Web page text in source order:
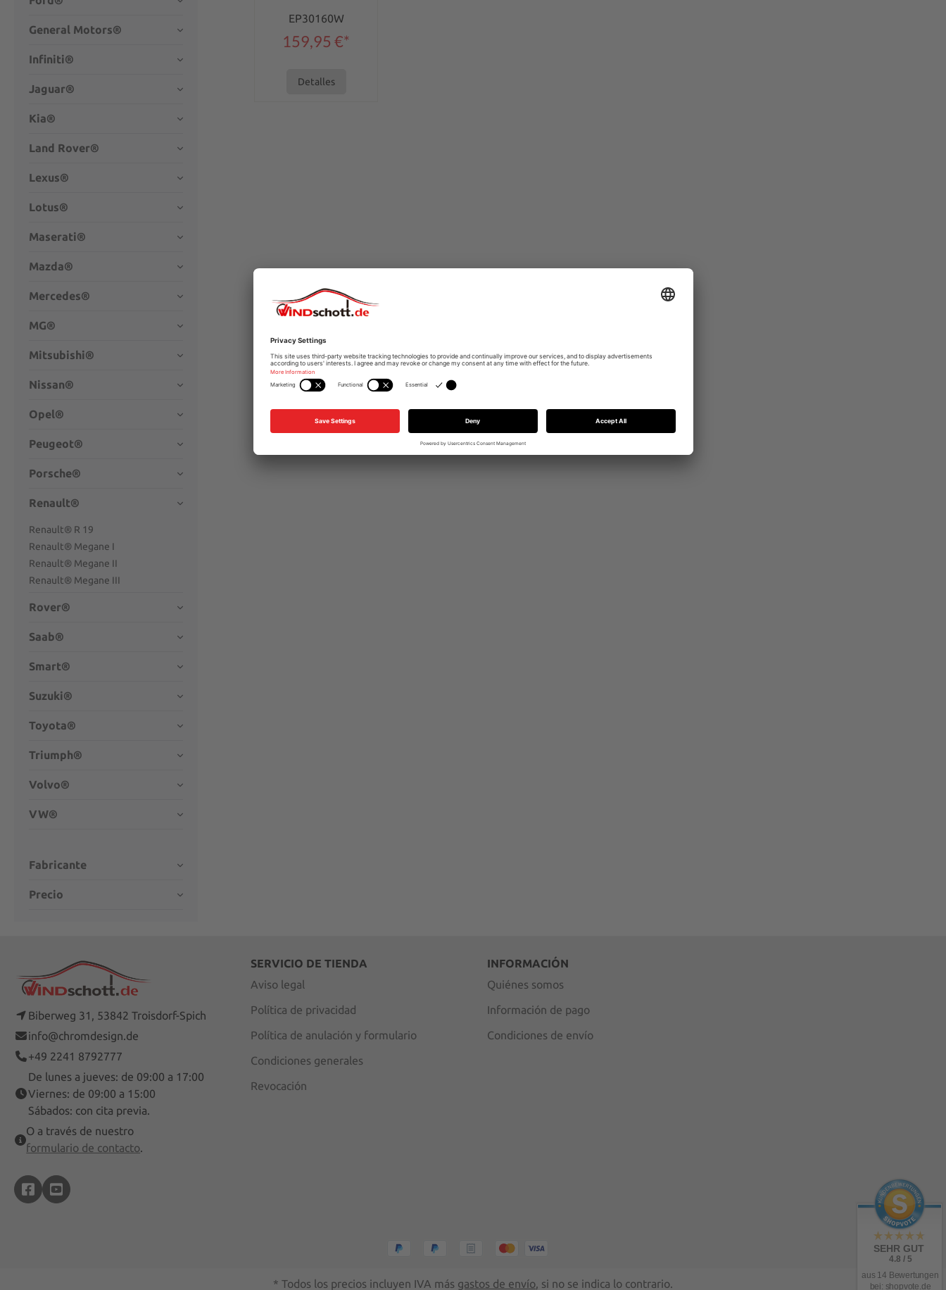
General Motors®
Infiniti®
Jaguar®
Kia®
Land Rover®
Lexus®
Lotus®
Maserati®
Mazda®
Mercedes®
MG®
Mitsubishi®
Nissan®
Opel®
Peugeot®
Porsche®
Renault®
Renault® R 19
Renault® Megane I
Renault® Megane II
Renault® Megane III
Rover®
Saab®
Smart®
Suzuki®
Toyota®
Triumph®
Volvo®
VW®
Fabricante
Precio
EP30160W
159,95 €*
Detalles
Biberweg 31, 53842 Troisdorf-Spich
info@chromdesign.de
+49 2241 8792777
De lunes a jueves: de 09:00 a 17:00
Viernes: de 09:00 a 15:00
Sábados: con cita previa.
O a través de nuestro
formulario de contacto.
SERVICIO DE TIENDA
Aviso legal
Política de privacidad
Política de anulación y formulario
Condiciones generales
Revocación
INFORMACIÓN
Quiénes somos
Información de pago
Condiciones de envío
* Todos los precios incluyen IVA más gastos de envío, si no se indica lo contrario.
SEHR GUT
4.8 / 5
aus 14 Bewertungen
bei: shopvote.de